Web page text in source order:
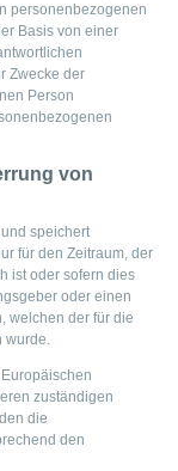
personenbezogenen
Basis von einer
Zwecke der
Person
von
speichert
für den Zeitraum, der
ist oder sofern dies
oder einen
welchen der für die
wurde.
zuständigen
die
den